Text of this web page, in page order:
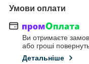
Умови оплати
Ви отримаєте
або гроші
Детальніше